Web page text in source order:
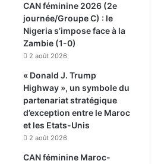
CAN féminine 2026 (2e
journée/Groupe C) : le
Nigeria s’impose face à la
Zambie (1-0)
2 août 2026
« Donald J. Trump
Highway », un symbole du
partenariat stratégique
d’exception entre le Maroc
et les Etats-Unis
2 août 2026
CAN féminine Maroc-